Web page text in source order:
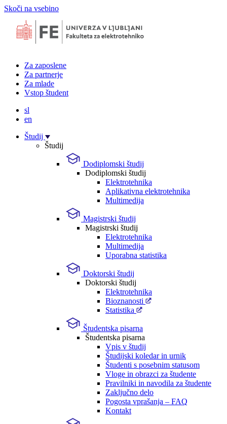
Skoči na vsebino
Za zaposlene
Za partnerje
Za mlade
Vstop študent
sl
en
Študij
Študij
Dodiplomski študij
Dodiplomski študij
Elektrotehnika
Aplikativna elektrotehnika
Multimedija
Magistrski študij
Magistrski študij
Elektrotehnika
Multimedija
Uporabna statistika
Doktorski študij
Doktorski študij
Elektrotehnika
Bioznanosti
Statistika
Študentska pisarna
Študentska pisarna
Vpis v študij
Študijski koledar in urnik
Študenti s posebnim statusom
Vloge in obrazci za študente
Pravilniki in navodila za študente
Zaključno delo
Pogosta vprašanja – FAQ
Kontakt